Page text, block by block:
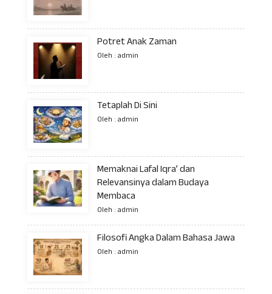
Potret Anak Zaman
Oleh : admin
Tetaplah Di Sini
Oleh : admin
Memaknai Lafal Iqra’ dan
Relevansinya dalam Budaya
Membaca
Oleh : admin
Filosofi Angka Dalam Bahasa Jawa
Oleh : admin